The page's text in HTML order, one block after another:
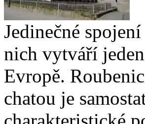
Jedinečné
nich vytváří
Evropě.
chatou je